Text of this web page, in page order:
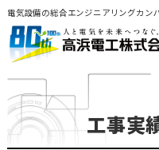
電気設備の総合エンジニアリングカン
工事実